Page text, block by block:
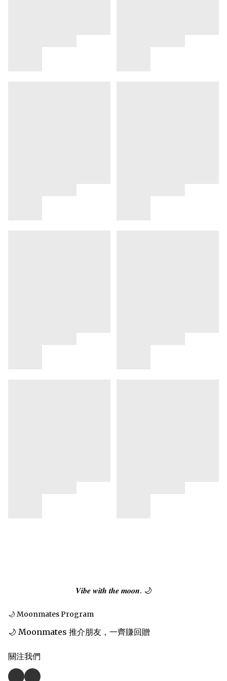
𝑽𝒊𝒃𝒆 𝒘𝒊𝒕𝒉 𝒕𝒉𝒆 𝒎𝒐𝒐𝒏. 🌙
🌙 Moonmates Program
🌙 Moonmates 推介朋友，一齊賺回贈
關注我們